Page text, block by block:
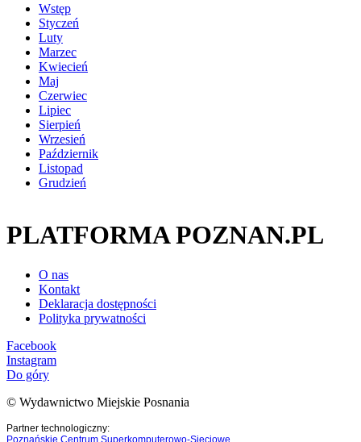
Wstęp
Styczeń
Luty
Marzec
Kwiecień
Maj
Czerwiec
Lipiec
Sierpień
Wrzesień
Październik
Listopad
Grudzień
PLATFORMA POZNAN.PL
O nas
Kontakt
Deklaracja dostępności
Polityka prywatności
Facebook
Instagram
Do góry
© Wydawnictwo Miejskie Posnania
Partner technologiczny:
Poznańskie Centrum Superkomputerowo-Sieciowe